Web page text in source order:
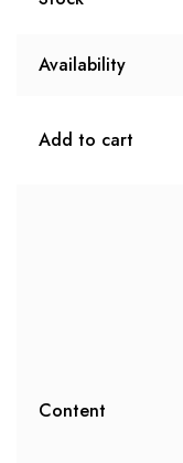
Availability
Add to cart
Content